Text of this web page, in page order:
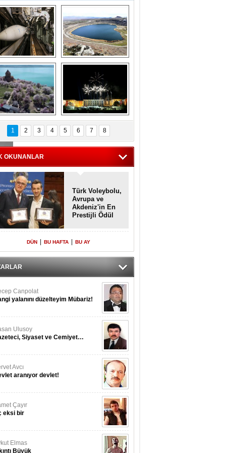
Askeri gemi
terk
gemilerin
etkileyici
görüntüleri
Kapadokya'nın
ilkbaharda bir başka
güzel
kalan
Akdamar Adası
çiçekleri ile
bir güzellik
Haftanın
fotoğrafları
1 2 3 4 5 6 7 8
OKUNANLAR
Türk Voleybolu,
Avrupa ve
Akdeniz'in En
Prestijli Ödül
Yeniden Onur
Konuğu
DÜN BU HAFTA BU AY
Canpolat
yalanını düzelteyim Mübariz!
Ulusoy
Siyaset ve Cemiyet…
Avcı
aranıyor devlet!
Çayır
eksi bir
Elmas
Büyük